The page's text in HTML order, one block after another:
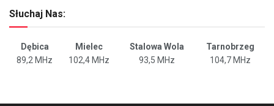
Słuchaj Nas:
Dębica Mielec Stalowa Wola
Tarnobrzeg
89,2 MHz
102,4 MHz 93,5 MHz 104,7 MHz